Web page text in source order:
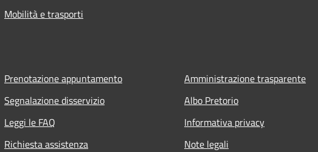
Mobilità e trasporti
Prenotazione appuntamento
Segnalazione disservizio
Leggi le FAQ
Richiesta assistenza
Amministrazione trasparente
Albo Pretorio
Informativa privacy
Note legali